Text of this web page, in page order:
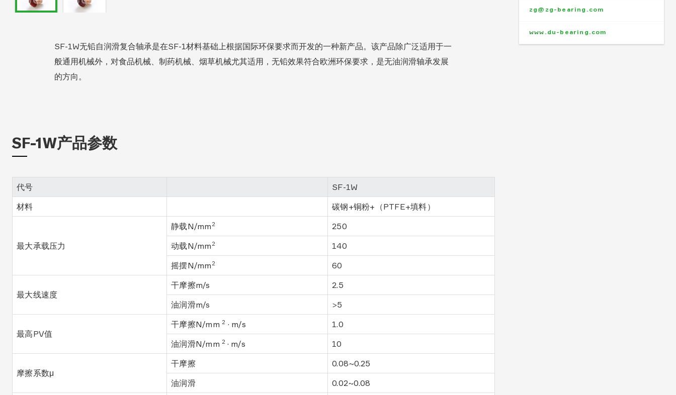
SF-1W无铅自润滑复合轴承是在SF-1材料基础上根据国际环保要求而开发的一种新产品。该产品除广泛适用于一
般通用机械外，对食品机械、制药机械、烟草机械尤其适用，无铅效果符合欧洲环保要求，是无油润滑轴承发展
的方向。
SF-1W产品参数
代号
SF-1W
材料
碳钢+铜粉+（PTFE+填料）
最大承载压力
静载N/mm 2
250
动载N/mm 2
140
摇摆N/mm 2 60
最大线速度
干摩擦m/s
2.5
油润滑m/s
>5
最高PV值
干摩擦N/mm 2 · m/s
1.0
油润滑N/mm 2 · m/s 10
摩擦系数μ
干摩擦
0.08~0.25
油润滑
0.02~0.08
zg@zg-bearing.com
www.du-bearing.com